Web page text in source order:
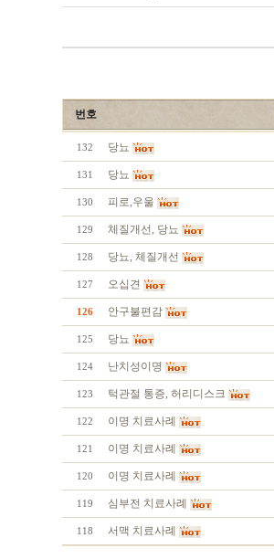
번호
132 당뇨
131 당뇨
130 피로,우울
129 체질개선, 당뇨
128 당뇨, 체질개선
127 오십견
126 안구불편감
125 당뇨
124 난치성이명
123 턱관절 통증, 허리디스크
122 이명 치료사례
121 이명 치료사례
120 이명 치료사례
119 심부전 치료사례
118 서맥 치료사례